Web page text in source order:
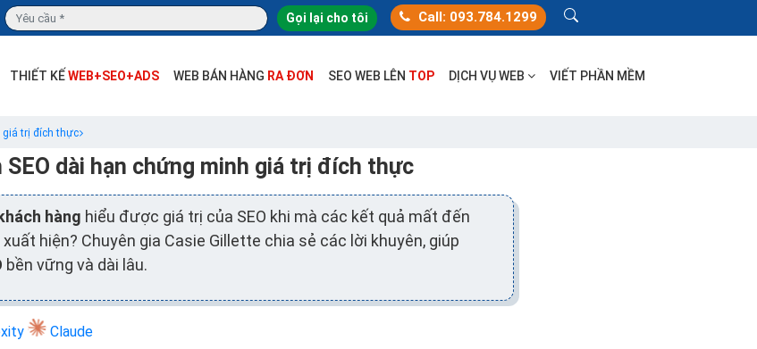
Gọi lại cho tôi Call: 093.784.1299
THIẾT KẾWEB+SEO+ADS WEB BÁN HÀNG RA ĐƠN SEO WEB LÊN TOP DỊCH VỤ WEB VIẾT PHẦN MỀM
giá trị đích thực
SEO dài hạn chứng minh giá trị đích thực
hàng hiểu được giá trị của SEO khi mà các kết quả mất đến
hiện? Chuyên gia Casie Gillette chia sẻ các lời khuyên, giúp
bền vững và dài lâu.
Claude